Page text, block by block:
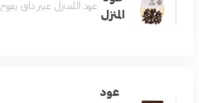
المنزل
عود اللمنزل عبير دافئ
عود